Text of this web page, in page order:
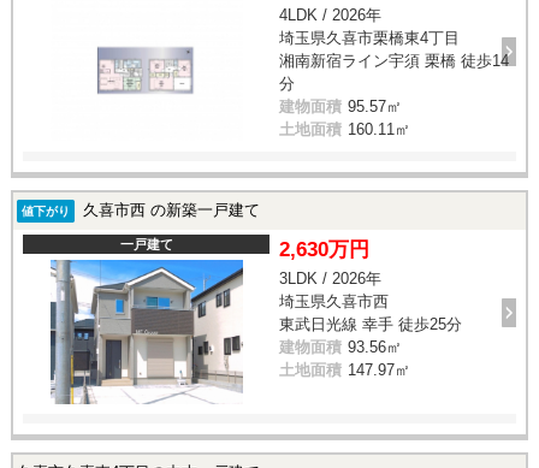
4LDK / 2026年
埼玉県久喜市栗橋東4丁目
湘南新宿ライン宇須 栗橋 徒歩14
分
建物面積 95.57㎡
土地面積 160.11㎡
値下がり 久喜市西 の新築一戸建て
一戸建て 2,630万円
3LDK / 2026年
埼玉県久喜市西
東武日光線 幸手 徒歩25分
建物面積 93.56㎡
土地面積 147.97㎡